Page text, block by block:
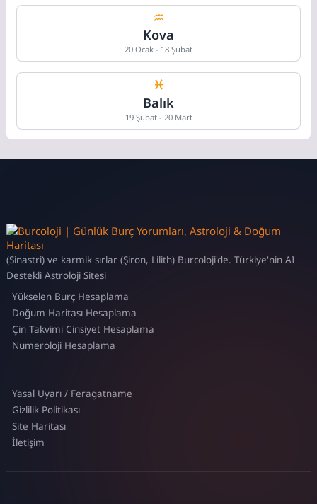
Kova
20 Ocak - 18 Şubat
Balık
19 Şubat - 20 Mart
(Sinastri) ve karmik sırlar (Şiron, Lilith) Burcoloji'de. Türkiye'nin AI
Destekli Astroloji Sitesi
Yükselen Burç Hesaplama
Doğum Haritası Hesaplama
Çin Takvimi Cinsiyet Hesaplama
Numeroloji Hesaplama
Yasal Uyarı / Feragatname
Gizlilik Politikası
Site Haritası
İletişim